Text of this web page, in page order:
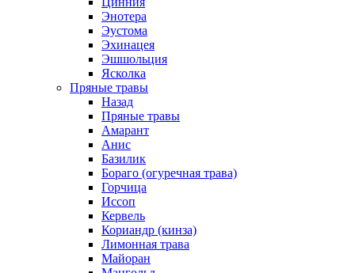
Энотера
Эустома
Эхинацея
Эшшольция
Ясколка
Пряные травы
Назад
Пряные травы
Амарант
Анис
Базилик
Бораго (огуречная трава)
Горчица
Иссоп
Кервель
Кориандр (кинза)
Лимонная трава
Майоран